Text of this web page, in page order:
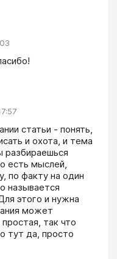
статьи - понять,
и охота, и тема
разбираешься
есть мыслей,
по факту на один
называется
этого и нужна
может
так что
тут да, просто